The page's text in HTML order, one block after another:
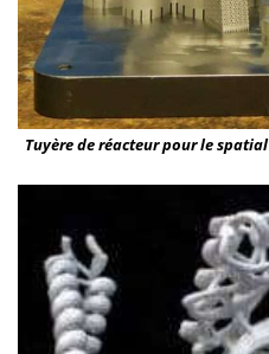
Tuyère de réacteur pour le spatial